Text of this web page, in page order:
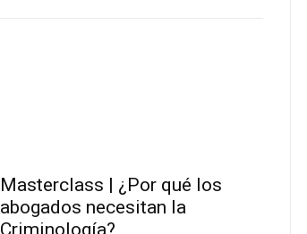
Masterclass | ¿Por qué los
abogados necesitan la